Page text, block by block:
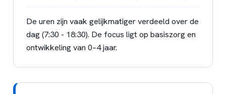
De uren zijn vaak gelijkmatiger verdeeld over de
dag (7:30 - 18:30). De focus ligt op basiszorg en
ontwikkeling van 0–4 jaar.